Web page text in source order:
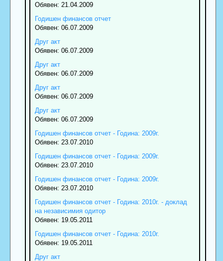
Обявен: 21.04.2009
Годишен финансов отчет
Обявен: 06.07.2009
Друг акт
Обявен: 06.07.2009
Друг акт
Обявен: 06.07.2009
Друг акт
Обявен: 06.07.2009
Друг акт
Обявен: 06.07.2009
Годишен финансов отчет - Година: 2009г.
Обявен: 23.07.2010
Годишен финансов отчет - Година: 2009г.
Обявен: 23.07.2010
Годишен финансов отчет - Година: 2009г.
Обявен: 23.07.2010
Годишен финансов отчет - Година: 2010г. - доклад
на независимия одитор
Обявен: 19.05.2011
Годишен финансов отчет - Година: 2010г.
Обявен: 19.05.2011
Друг акт